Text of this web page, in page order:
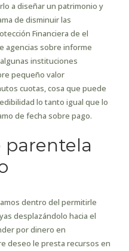
a diseñar un patrimonio y
de disminuir las
Financiera de el
agencias sobre informe
instituciones
pequeño valor
cuotas, cosa que puede
lo tanto igual que lo
de fecha sobre pago.
parentela
dentro del permitirle
desplazándolo hacia el
por dinero en
deseo le presta recursos en